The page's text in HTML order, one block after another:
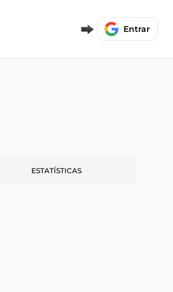
Entrar
ESTATÍSTICAS